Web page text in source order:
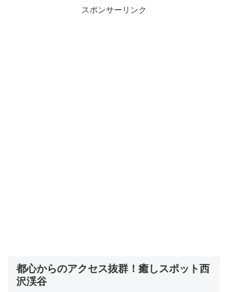
スポンサーリンク
都心からのアクセス抜群！癒しスポット西
沢渓谷